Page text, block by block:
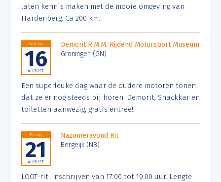
laten kennis maken met de mooie omgeving van
Hardenberg. Ca 200 km.
Sunday
16
AUGUST
Demorit R.M.M. Rijdend Motorsport Museum
Groningen (GN)
Een superleuke dag waar de oudere motoren tonen
dat ze er nog steeds bij horen. Demorit, Snackkar en
toiletten aanwezig, gratis entree!
Friday
21
AUGUST
Nazomeravond Rit
Bergeijk (NB)
LOOT-rit: inschrijven van 17:00 tot 19:00 uur. Lengte